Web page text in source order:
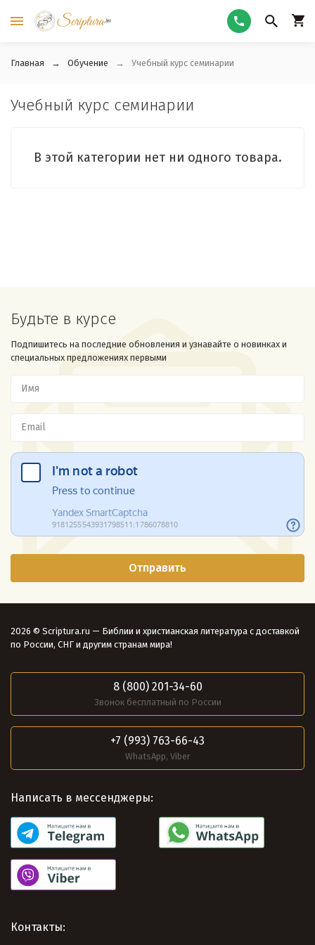
Главная Обучение Учебный курс семинарии
Учебный курс семинарии
В этой категории нет ни одного товара.
Будьте в курсе
Подпишитесь на последние обновления и узнавайте о новинках и
специальных предложениях первыми
2026 © Scriptura.ru — Библии и христианская литература с доставкой
по России, СНГ и другим странам мира!
8 (800) 201-34-60
Звонок бесплатный по России
+7 (993) 763-66-43
WhatsApp, Viber
Написать в мессенджеры:
Контакты: